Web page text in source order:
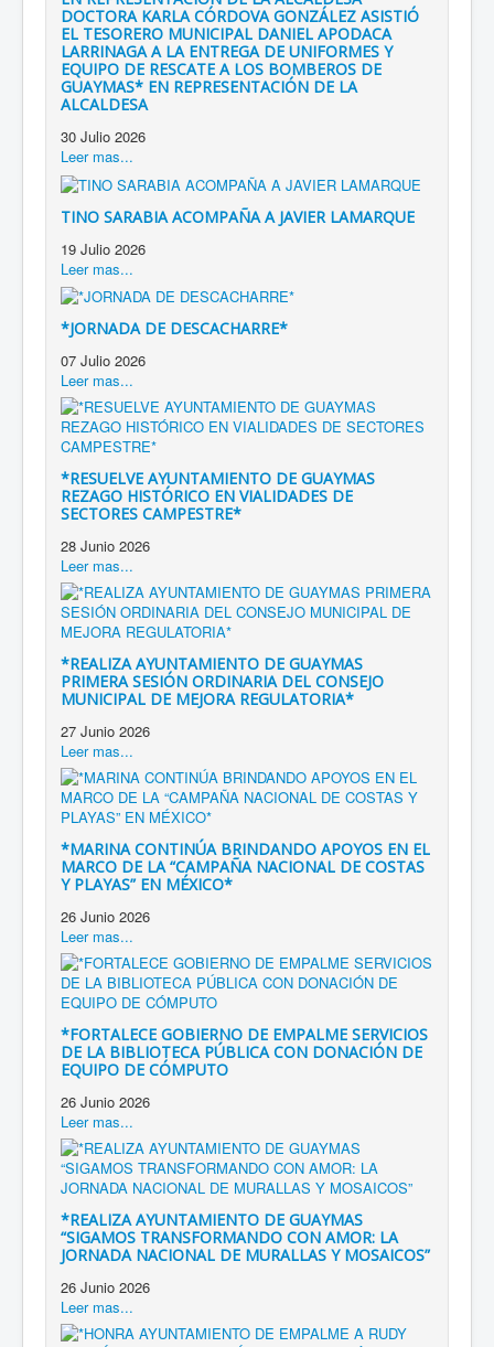
DOCTORA KARLA CÓRDOVA GONZÁLEZ ASISTIÓ
EL TESORERO MUNICIPAL DANIEL APODACA
LARRINAGA A LA ENTREGA DE UNIFORMES Y
EQUIPO DE RESCATE A LOS BOMBEROS DE
GUAYMAS* EN REPRESENTACIÓN DE LA
ALCALDESA
30 Julio 2026
Leer mas...
TINO SARABIA ACOMPAÑA A JAVIER LAMARQUE
19 Julio 2026
Leer mas...
*JORNADA DE DESCACHARRE*
07 Julio 2026
Leer mas...
*RESUELVE AYUNTAMIENTO DE GUAYMAS
REZAGO HISTÓRICO EN VIALIDADES DE
SECTORES CAMPESTRE*
28 Junio 2026
Leer mas...
*REALIZA AYUNTAMIENTO DE GUAYMAS
PRIMERA SESIÓN ORDINARIA DEL CONSEJO
MUNICIPAL DE MEJORA REGULATORIA*
27 Junio 2026
Leer mas...
*MARINA CONTINÚA BRINDANDO APOYOS EN EL
MARCO DE LA “CAMPAÑA NACIONAL DE COSTAS
Y PLAYAS” EN MÉXICO*
26 Junio 2026
Leer mas...
*FORTALECE GOBIERNO DE EMPALME SERVICIOS
DE LA BIBLIOTECA PÚBLICA CON DONACIÓN DE
EQUIPO DE CÓMPUTO
26 Junio 2026
Leer mas...
*REALIZA AYUNTAMIENTO DE GUAYMAS
“SIGAMOS TRANSFORMANDO CON AMOR: LA
JORNADA NACIONAL DE MURALLAS Y MOSAICOS”
26 Junio 2026
Leer mas...